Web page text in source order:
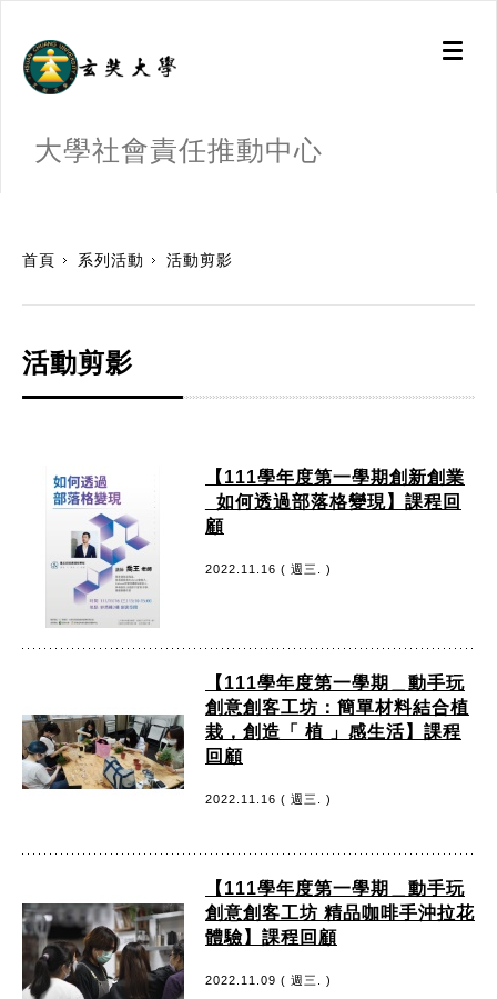
Toggle
大學社會責任推動中心
首頁 系列活動 活動剪影
活動剪影
【111學年度第一學期創新創業
_如何透過部落格變現】課程回
顧
2022.11.16 ( 週三. )
【111學年度第一學期＿動手玩
創意創客工坊：簡單材料結合植
栽，創造「 植 」感生活】課程
回顧
2022.11.16 ( 週三. )
【111學年度第一學期＿動手玩
創意創客工坊 精品咖啡手沖拉花
體驗】課程回顧
2022.11.09 ( 週三. )